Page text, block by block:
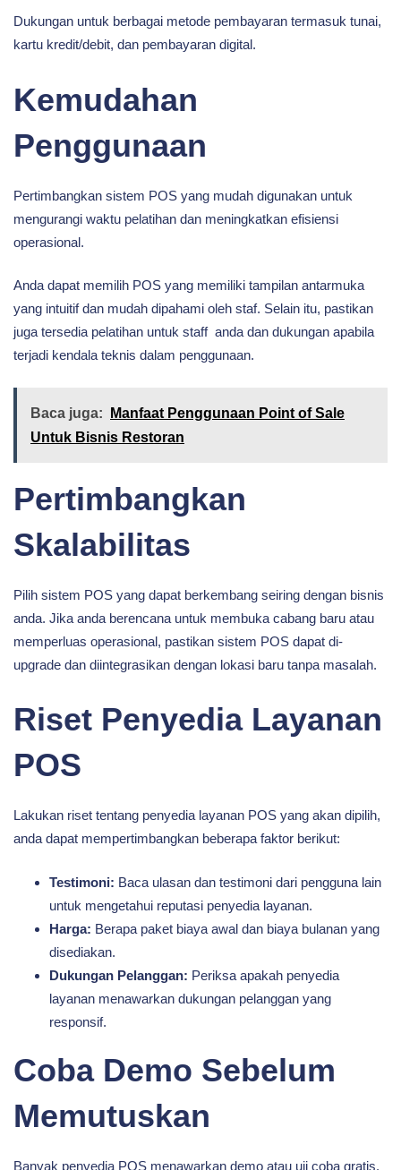
Dukungan untuk berbagai metode pembayaran termasuk tunai,
kartu kredit/debit, dan pembayaran digital.
Kemudahan
Penggunaan
Pertimbangkan sistem POS yang mudah digunakan untuk
mengurangi waktu pelatihan dan meningkatkan efisiensi
operasional.
Anda dapat memilih POS yang memiliki tampilan antarmuka
yang intuitif dan mudah dipahami oleh staf. Selain itu, pastikan
juga tersedia pelatihan untuk staff anda dan dukungan apabila
terjadi kendala teknis dalam penggunaan.
Baca juga:
Manfaat Penggunaan Point of Sale
Untuk Bisnis Restoran
Pertimbangkan
Skalabilitas
Pilih sistem POS yang dapat berkembang seiring dengan bisnis
anda. Jika anda berencana untuk membuka cabang baru atau
memperluas operasional, pastikan sistem POS dapat di-
upgrade dan diintegrasikan dengan lokasi baru tanpa masalah.
Riset Penyedia Layanan
POS
Lakukan riset tentang penyedia layanan POS yang akan dipilih,
anda dapat mempertimbangkan beberapa faktor berikut:
Testimoni: Baca ulasan dan testimoni dari pengguna lain
untuk mengetahui reputasi penyedia layanan.
Harga: Berapa paket biaya awal dan biaya bulanan yang
disediakan.
Dukungan Pelanggan: Periksa apakah penyedia
layanan menawarkan dukungan pelanggan yang
responsif.
Coba Demo Sebelum
Memutuskan
Banyak penyedia POS menawarkan demo atau uji coba gratis.